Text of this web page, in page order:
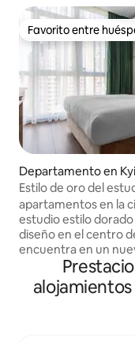
Favorito entre
Favorito entre
Departamento en
Estilo de oro del
apartamentos en la
estudio estilo
diseño en el centro
encuentra en un
en Pechersk, a 5
y a 15 minutos de la
principales